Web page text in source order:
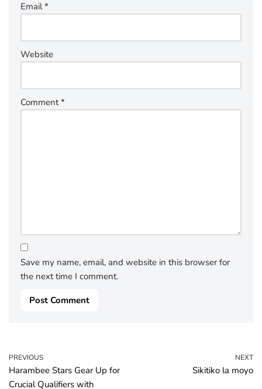
Email*
Website
Comment*
Save my name, email, and website in this browser for
the next time I comment.
PREVIOUS
Harambee Stars Gear Up for
Crucial Qualifiers with
NEXT
Sikitiko la moyo